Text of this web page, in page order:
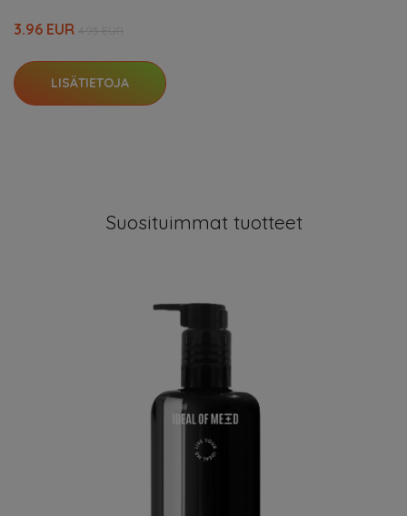
3.96 EUR
LISÄTIETOJA
Suosituimmat tuotteet